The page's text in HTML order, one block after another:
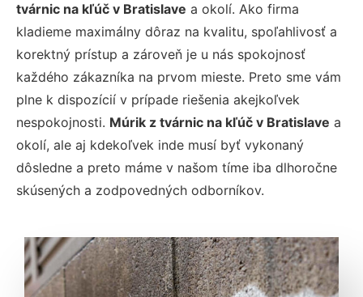
tvárnic na kľúč v Bratislave a okolí. Ako firma
kladieme maximálny dôraz na kvalitu, spoľahlivosť a
korektný prístup a zároveň je u nás spokojnosť
každého zákazníka na prvom mieste. Preto sme vám
plne k dispozícií v prípade riešenia akejkoľvek
nespokojnosti. Múrik z tvárnic na kľúč v Bratislave a
okolí, ale aj kdekoľvek inde musí byť vykonaný
dôsledne a preto máme v našom tíme iba dlhoročne
skúsených a zodpovedných odborníkov.